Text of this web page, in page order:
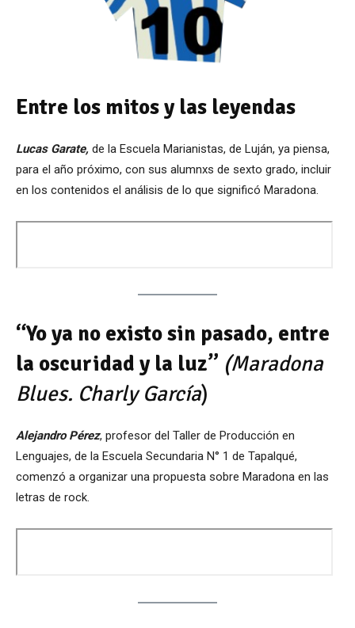
Entre los mitos y las leyendas
Lucas Garate, de la Escuela Marianistas, de Luján, ya piensa,
para el año próximo, con sus alumnxs de sexto grado, incluir
en los contenidos el análisis de lo que significó Maradona.
“Yo ya no existo sin pasado, entre
la oscuridad y la luz” (Maradona
Blues. Charly García)
Alejandro Pérez, profesor del Taller de Producción en
Lenguajes, de la Escuela Secundaria N° 1 de Tapalqué,
comenzó a organizar una propuesta sobre Maradona en las
letras de rock.